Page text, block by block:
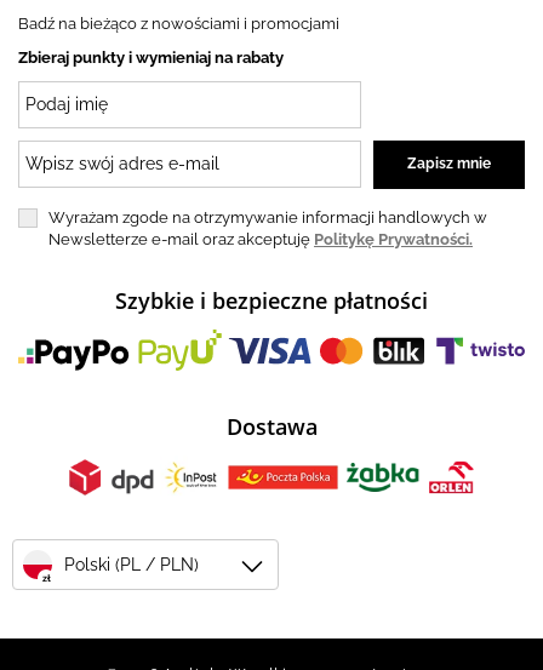
Badź na bieżąco z nowościami i promocjami
Zbieraj punkty i wymieniaj na rabaty
Wyrażam zgode na otrzymywanie informacji handlowych w
Newsletterze e-mail oraz akceptuję Politykę Prywatności.
Szybkie i bezpieczne płatności
Dostawa
zł
Polski (PL / PLN)